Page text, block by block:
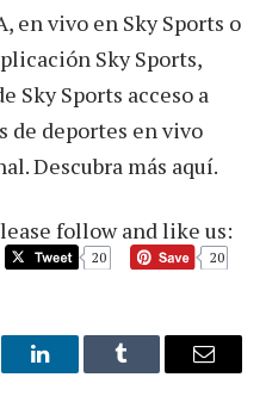
en vivo en Sky Sports o
Sky Sports,
Sky Sports acceso a
de deportes en vivo
Descubra más aquí.
follow and like us:
20 20
LinkedInTumblr Email